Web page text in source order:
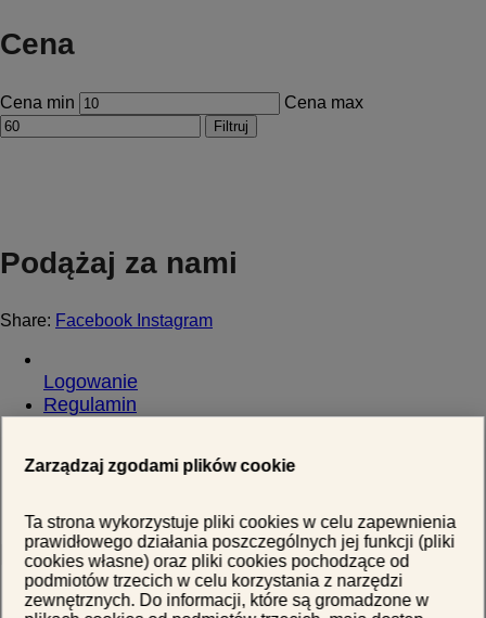
Cena
Cena min Cena max
Filtruj
Podążaj za nami
Share: Facebook Instagram
Logowanie
Regulamin
Zwroty
Nasze miody:
Miód Gryczany
Zarządzaj zgodami plików cookie
Ta strona wykorzystuje pliki cookies w celu zapewnienia
prawidłowego działania poszczególnych jej funkcji (pliki
cookies własne) oraz pliki cookies pochodzące od
podmiotów trzecich w celu korzystania z narzędzi
zewnętrznych. Do informacji, które są gromadzone w